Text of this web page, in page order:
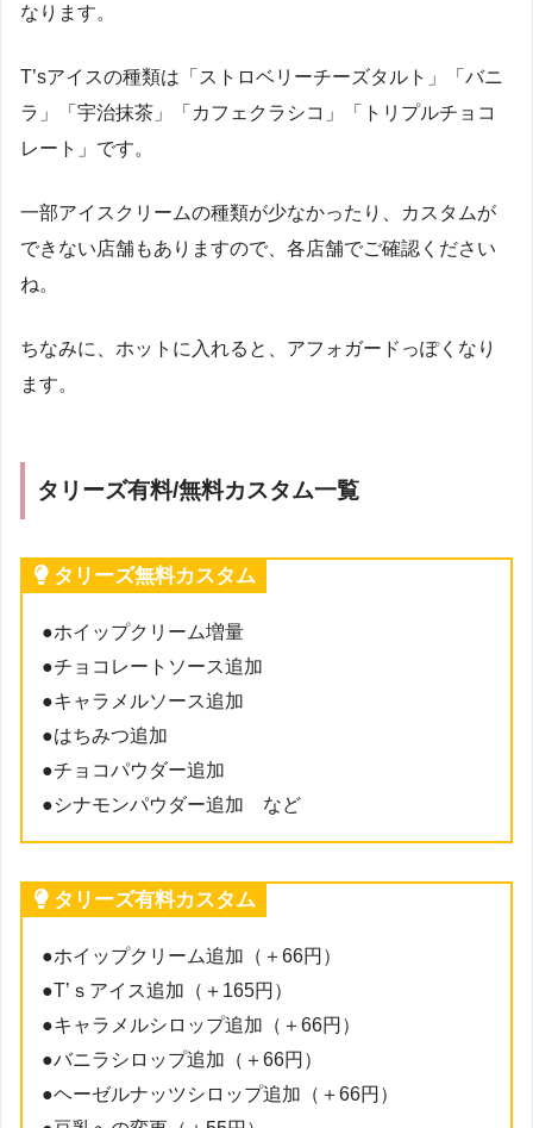
なります。
T’sアイスの種類は「ストロベリーチーズタルト」「バニ
ラ」「宇治抹茶」「カフェクラシコ」「トリプルチョコ
レート」です。
一部アイスクリームの種類が少なかったり、カスタムが
できない店舗もありますので、各店舗でご確認ください
ね。
ちなみに、ホットに入れると、アフォガードっぽくなり
ます。
タリーズ有料/無料カスタム一覧
タリーズ無料カスタム
●ホイップクリーム増量
●チョコレートソース追加
●キャラメルソース追加
●はちみつ追加
●チョコパウダー追加
●シナモンパウダー追加 など
タリーズ有料カスタム
●ホイップクリーム追加（＋66円）
●T’ｓアイス追加（＋165円）
●キャラメルシロップ追加（＋66円）
●バニラシロップ追加（＋66円）
●ヘーゼルナッツシロップ追加（＋66円）